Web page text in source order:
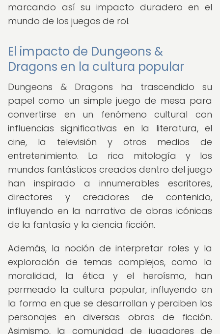
marcando así su impacto duradero en el
mundo de los juegos de rol.
El impacto de Dungeons &
Dragons en la cultura popular
Dungeons & Dragons ha trascendido su
papel como un simple juego de mesa para
convertirse en un fenómeno cultural con
influencias significativas en la literatura, el
cine, la televisión y otros medios de
entretenimiento. La rica mitología y los
mundos fantásticos creados dentro del juego
han inspirado a innumerables escritores,
directores y creadores de contenido,
influyendo en la narrativa de obras icónicas
de la fantasía y la ciencia ficción.
Además, la noción de interpretar roles y la
exploración de temas complejos, como la
moralidad, la ética y el heroísmo, han
permeado la cultura popular, influyendo en
la forma en que se desarrollan y perciben los
personajes en diversas obras de ficción.
Asimismo, la comunidad de jugadores de